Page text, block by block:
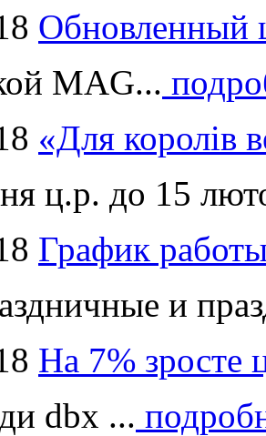
Обновленный
MAG...
«Для королів
ц.р. до 15
График
и
На 7% зросте
dbx ...